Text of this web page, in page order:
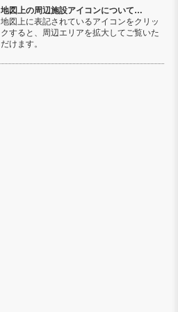
地図上の周辺施設アイコンについて…
地図上に表記されているアイコンをクリッ
クすると、周辺エリアを拡大してご覧いた
だけます。